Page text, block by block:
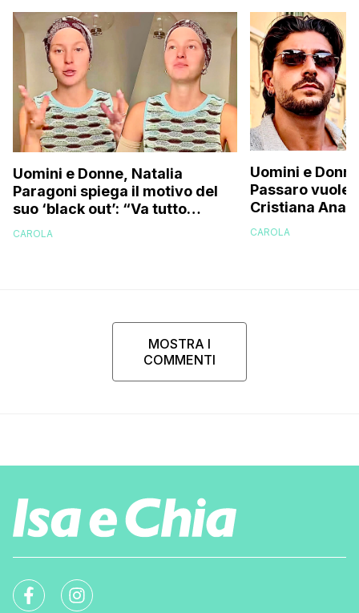
Uomini e Donne, Natalia
Paragoni spiega il motivo del
suo ‘black out’: “Va tutto
benissimo ma…”
CAROLA
Uomini e
Passaro vuole
Cristiana
corteggiatore
CAROLA
MOSTRA I
COMMENTI